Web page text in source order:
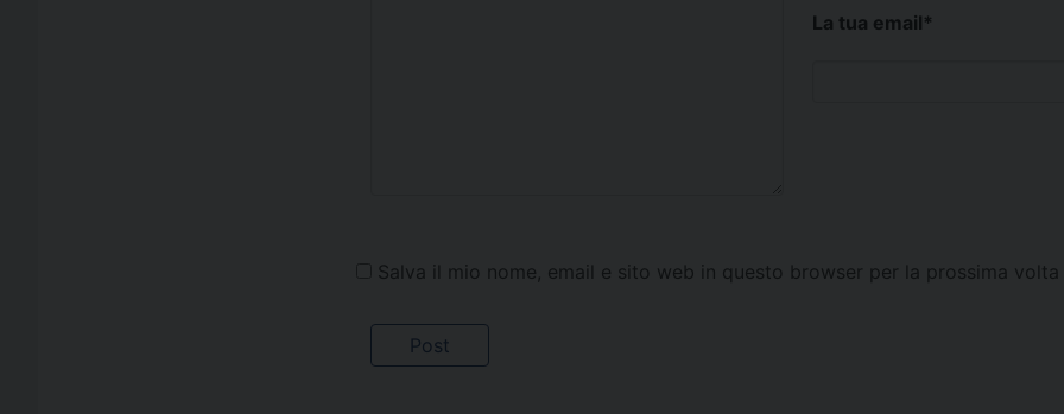
La tua email*
Salva il mio nome, email e sito web in questo browser per la prossima volta